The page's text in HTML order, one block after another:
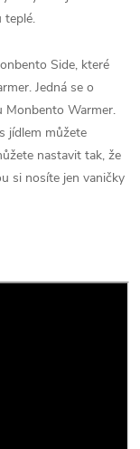
teplé.
Side, které
Jedná se o
Monbento Warmer.
jídlem můžete
nastavit tak, že
si nosíte jen vaničky